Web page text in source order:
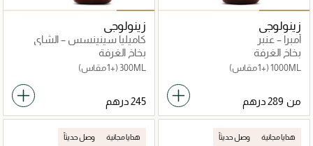
زينولوجي
أمبرا – عنبر
بخاخ الغرفة
1000ML (+1 مقاس)
من
زينولوجي
كاميليا سينينسِس – الشاي
الأسود
بخاخ الغرفة
300ML (+1 مقاس)
هدايا مجانية وصل حديثاً هدايا مجانية وصل حديثاً